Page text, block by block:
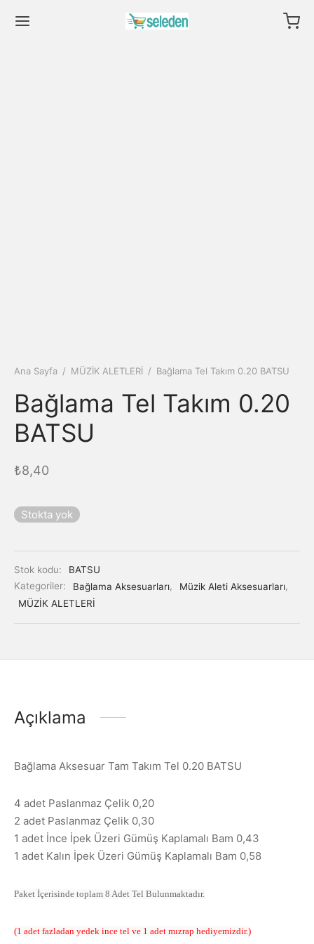
Ana Sayfa / MÜZİK ALETLERİ / Bağlama Tel Takım 0.20 BATSU
Bağlama Tel Takım 0.20
BATSU
₺8,40
Stokta yok
Stok kodu:
BATSU
Kategoriler:
Bağlama Aksesuarları, Müzik Aleti Aksesuarları,
MÜZİK ALETLERİ
Açıklama
Bağlama Aksesuar Tam Takım Tel 0.20 BATSU
4 adet Paslanmaz Çelik 0,20
2 adet Paslanmaz Çelik 0,30
1 adet İnce İpek Üzeri Gümüş Kaplamalı Bam 0,43
1 adet Kalın İpek Üzeri Gümüş Kaplamalı Bam 0,58
Paket İçerisinde toplam 8 Adet Tel Bulunmaktadır.
(1 adet fazladan yedek ince tel ve 1 adet mızrap hediyemizdir.)